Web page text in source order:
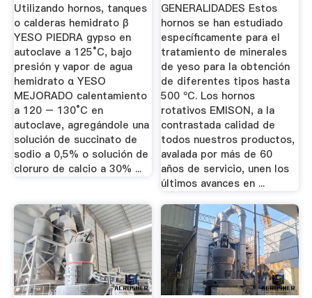
Utilizando hornos, tanques
o calderas hemidrato β
YESO PIEDRA gypso en
autoclave a 125°C, bajo
presión y vapor de agua
hemidrato α YESO
MEJORADO calentamiento
a 120 – 130°C en
autoclave, agregándole una
solución de succinato de
sodio a 0,5% o solución de
cloruro de calcio a 30% ...
GENERALIDADES Estos
hornos se han estudiado
específicamente para el
tratamiento de minerales
de yeso para la obtención
de diferentes tipos hasta
500 ºC. Los hornos
rotativos EMISON, a la
contrastada calidad de
todos nuestros productos,
avalada por más de 60
años de servicio, unen los
últimos avances en ...